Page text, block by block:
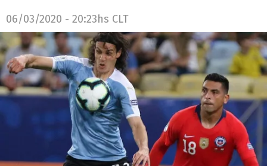
06/03/2020 - 20:23hs CLT